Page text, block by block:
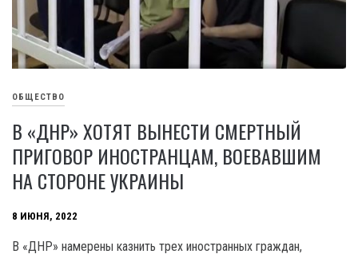
ОБЩЕСТВО
В «ДНР» ХОТЯТ ВЫНЕСТИ СМЕРТНЫЙ
ПРИГОВОР ИНОСТРАНЦАМ, ВОЕВАВШИМ
НА СТОРОНЕ УКРАИНЫ
8 ИЮНЯ, 2022
В «ДНР» намерены казнить трех иностранных граждан,